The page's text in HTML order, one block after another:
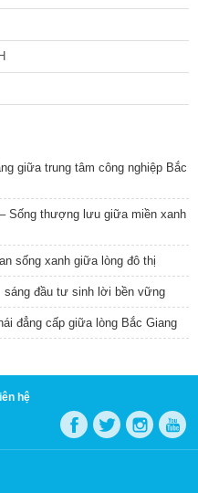
giữa trung tâm công nghiệp Bắc
Sống thượng lưu giữa miền xanh
sống xanh giữa lòng đô thị
sáng đầu tư sinh lời bền vững
đẳng cấp giữa lòng Bắc Giang
hệ